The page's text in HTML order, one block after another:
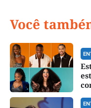
Você